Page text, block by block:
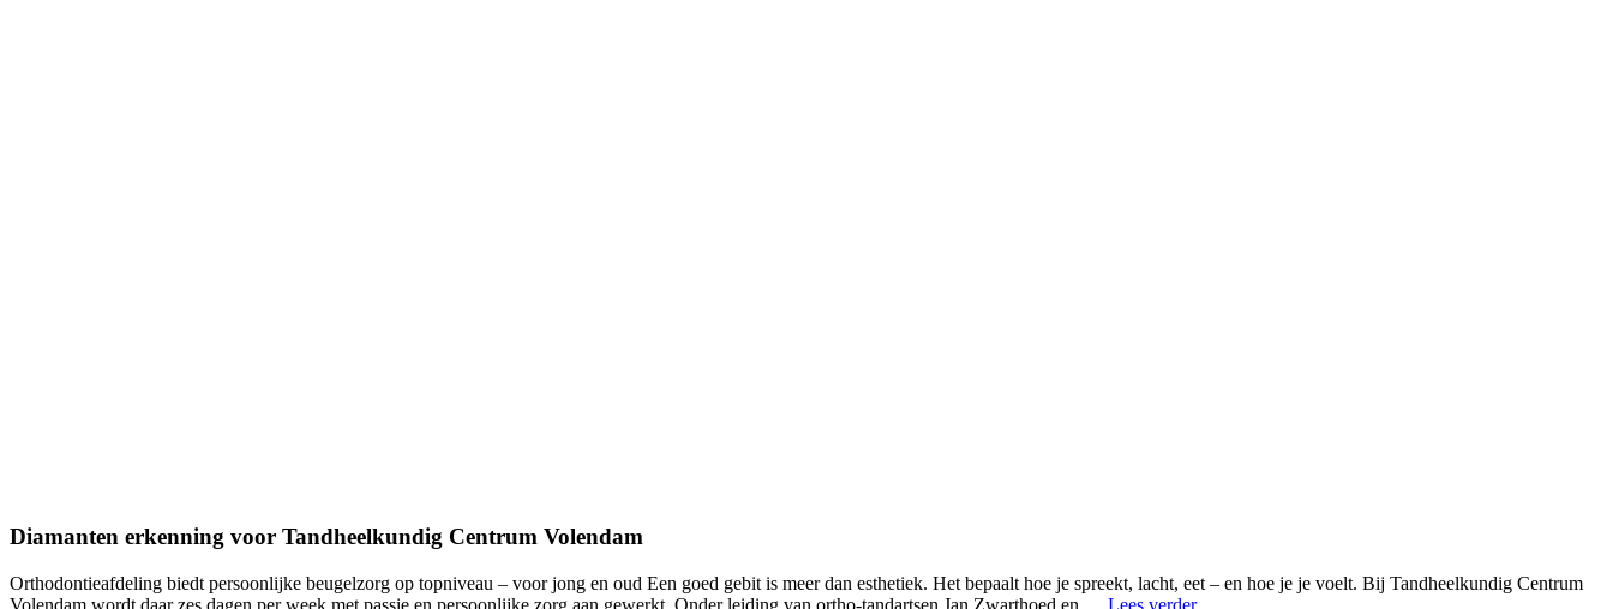
Diamanten erkenning voor Tandheelkundig Centrum Volendam
Orthodontieafdeling biedt persoonlijke beugelzorg op topniveau – voor jong en oud Een goed gebit is meer dan esthetiek. Het bepaalt hoe je spreekt, lacht, eet – en hoe je je voelt. Bij Tandheelkundig Centrum
Volendam wordt daar zes dagen per week met passie en persoonlijke zorg aan gewerkt. Onder leiding van ortho-tandartsen Jan Zwarthoed en … Lees verder"mondhygiene-